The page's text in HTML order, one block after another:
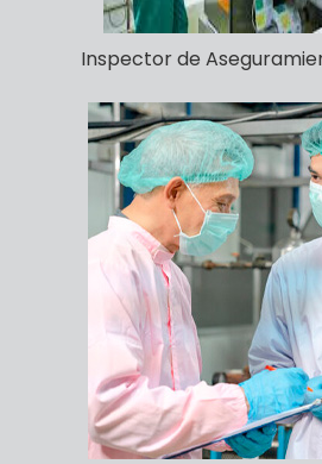
Inspector de